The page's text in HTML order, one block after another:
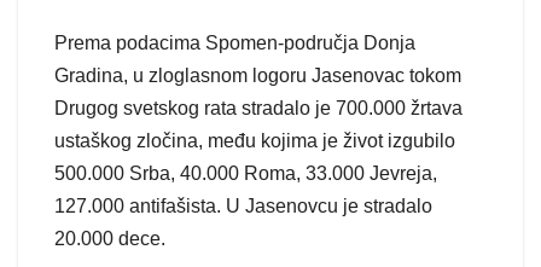
Prema podacima Spomen-područja Donja
Gradina, u zloglasnom logoru Jasenovac tokom
Drugog svetskog rata stradalo je 700.000 žrtava
ustaškog zločina, među kojima je život izgubilo
500.000 Srba, 40.000 Roma, 33.000 Jevreja,
127.000 antifašista. U Jasenovcu je stradalo
20.000 dece.